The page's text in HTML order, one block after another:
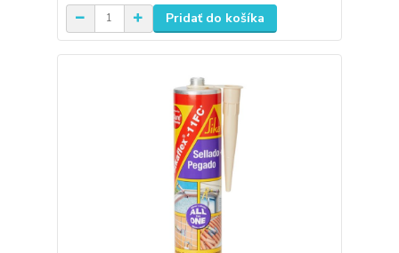
Pridať do košíka